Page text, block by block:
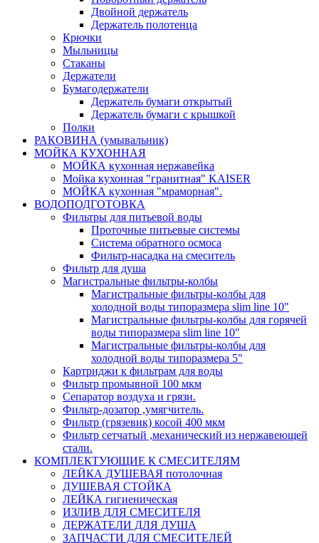
Двойной держатель
Держатель полотенца
Крючки
Мыльницы
Стаканы
Держатели
Бумагодержатели
Держатель бумаги открытый
Держатель бумаги с крышкой
Полки
РАКОВИНА (умывальник)
МОЙКА КУХОННАЯ
МОЙКА кухонная нержавейка
Мойка кухонная "гранитная" KAISER
МОЙКА кухонная "мраморная".
ВОДОПОДГОТОВКА
Фильтры для питьевой воды
Проточные питьевые системы
Система обратного осмоса
Фильтр-насадка на смеситель
Фильтр для душа
Магистральные фильтры-колбы
Магистральные фильтры-колбы для
холодной воды типоразмера slim line 10"
Магистральные фильтры-колбы для горячей
воды типоразмера slim line 10"
Магистральные фильтры-колбы для
холодной воды типоразмера 5"
Картриджи к фильтрам для воды
Фильтр промывной 100 мкм
Сепаратор воздуха и грязи.
Фильтр-дозатор ,умягчитель.
Фильтр (грязевик) косой 400 мкм
Фильтр сетчатый ,механический из нержавеющей
стали.
КОМПЛЕКТУЮЩИЕ К СМЕСИТЕЛЯМ
ЛЕЙКА ДУШЕВАЯ потолочная
ДУШЕВАЯ СТОЙКА
ЛЕЙКА гигиеническая
ИЗЛИВ ДЛЯ СМЕСИТЕЛЯ
ДЕРЖАТЕЛИ ДЛЯ ДУША
ЗАПЧАСТИ ДЛЯ СМЕСИТЕЛЕЙ